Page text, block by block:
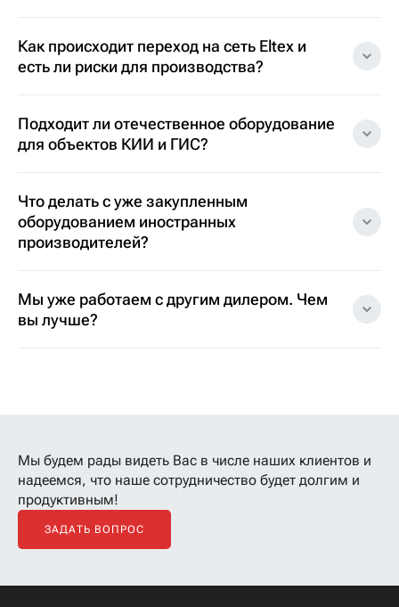
Как происходит переход на сеть Eltex и
есть ли риски для производства?
Подходит ли отечественное оборудование
для объектов КИИ и ГИС?
Что делать с уже закупленным
оборудованием иностранных
производителей?
Мы уже работаем с другим дилером. Чем
вы лучше?
Мы будем рады видеть Вас в числе наших клиентов и
надеемся, что наше сотрудничество будет долгим и
продуктивным!
ЗАДАТЬ ВОПРОС